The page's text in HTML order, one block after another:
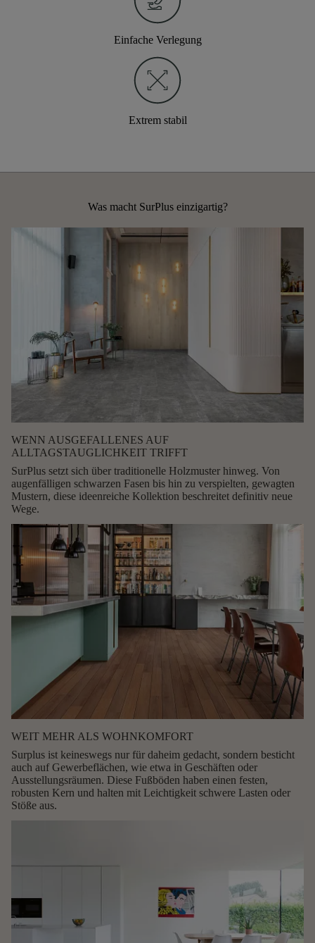
Einfache Verlegung
Extrem stabil
Was macht SurPlus einzigartig?
WENN AUSGEFALLENES AUF
ALLTAGSTAUGLICHKEIT TRIFFT
SurPlus setzt sich über traditionelle Holzmuster hinweg. Von
augenfälligen schwarzen Fasen bis hin zu verspielten, gewagten
Mustern, diese ideenreiche Kollektion beschreitet definitiv neue
Wege.
WEIT MEHR ALS WOHNKOMFORT
Surplus ist keineswegs nur für daheim gedacht, sondern besticht
auch auf Gewerbeflächen, wie etwa in Geschäften oder
Ausstellungsräumen. Diese Fußböden haben einen festen,
robusten Kern und halten mit Leichtigkeit schwere Lasten oder
Stöße aus.